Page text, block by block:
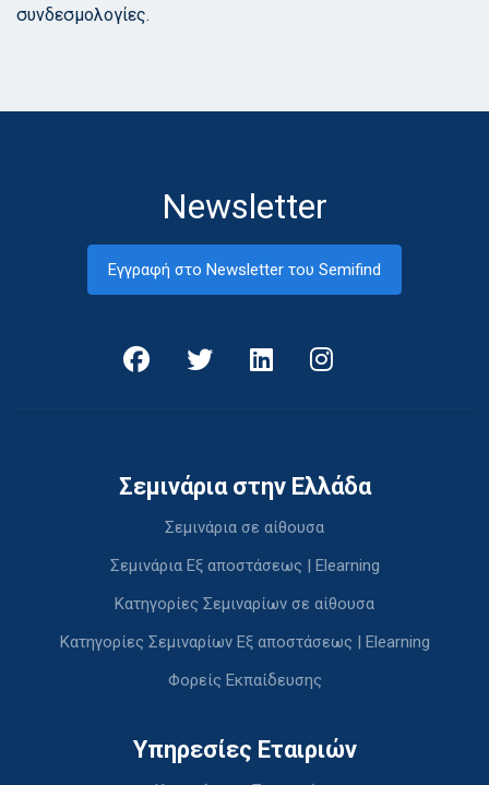
συνδεσμολογίες.
Newsletter
Εγγραφή στο Newsletter του Semifind
Σεμινάρια στην Ελλάδα
Σεμινάρια σε αίθουσα
Σεμινάρια Εξ αποστάσεως | Elearning
Κατηγορίες Σεμιναρίων σε αίθουσα
Κατηγορίες Σεμιναρίων Εξ αποστάσεως | Elearning
Φορείς Εκπαίδευσης
Υπηρεσίες Εταιριών